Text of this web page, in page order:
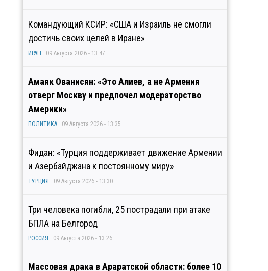
Командующий КСИР: «США и Израиль не смогли
достичь своих целей в Иране»
ИРАН 09 Августа 2026 - 13:47
Амаяк Ованисян: «Это Алиев, а не Армения
отверг Москву и предпочел модераторство
Америки»
ПОЛИТИКА 09 Августа 2026 - 13:35
Фидан: «Турция поддерживает движение Армении
и Азербайджана к постоянному миру»
ТУРЦИЯ 09 Августа 2026 - 13:30
Три человека погибли, 25 пострадали при атаке
БПЛА на Белгород
РОССИЯ 09 Августа 2026 - 13:26
Массовая драка в Араратской области: более 10